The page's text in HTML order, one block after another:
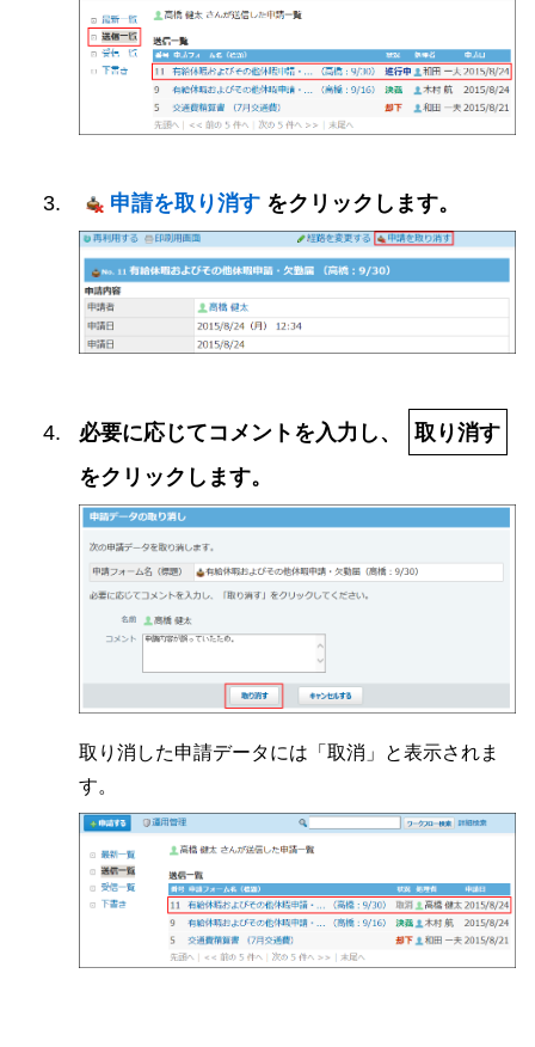
申請を取り消す をクリックします。
必要に応じてコメントを入力し、
取り消す
をクリックします。
取り消した申請データには「取消」と表示されま
す。